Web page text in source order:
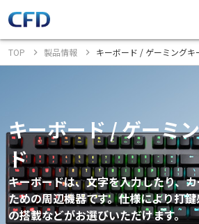
TOP 製品情報 キーボード / ゲーミングキ
キーボード / ゲーミ
ド
キーボードは、文字を入力したり、
ための周辺機器です。仕様により打
の搭載などがお選びいただけます。